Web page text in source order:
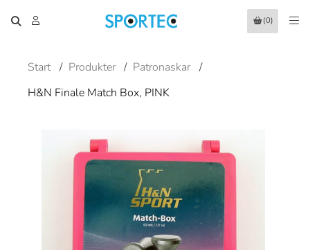
(0)
Start / Produkter / Patronaskar /
H&N Finale Match Box, PINK